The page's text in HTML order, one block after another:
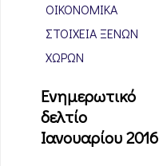
ΟΙΚΟΝΟΜΙΚΆ
ΣΤΟΙΧΕΊΑ ΞΈΝΩΝ
ΧΩΡΏΝ
Ενημερωτικό
δελτίο
Ιανουαρίου 2016